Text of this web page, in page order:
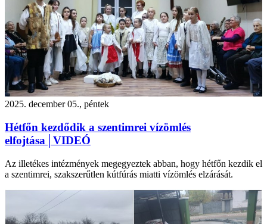
2025. december 05., péntek
Hétfőn kezdődik a szentimrei vízömlés
elfojtása│VIDEÓ
Az illetékes intézmények megegyeztek abban, hogy hétfőn kezdik el
a szentimrei, szakszerűtlen kútfúrás miatti vízömlés elzárását.